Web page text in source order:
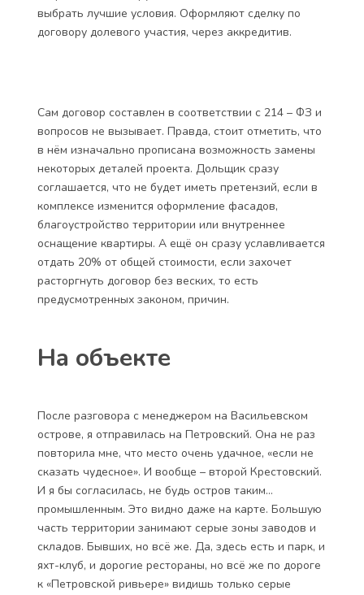
взноса. Например, если минимальная цена 9.5
миллионов рублей, то со взносом в 80% квартира
обойдётся уже в 10 миллионов. С 60% на руках в
ежемесячно или ежеквартально. Действует
рассрочка до июня 2018 года. Но что-то мне
подсказывает – если не хватает средств, то лучше
оформить ипотеку. Тем более что объект уже
аккредитовали 5 крупнейших банков, и можно
выбрать лучшие условия. Оформляют сделку по
договору долевого участия, через аккредитив.
Сам договор составлен в соответствии с 214 – ФЗ и
в нём изначально прописана возможность замены
некоторых деталей проекта. Дольщик сразу
благоустройство территории или внутреннее
оснащение квартиры. А ещё он сразу уславливается
отдать 20% от общей стоимости, если захочет
расторгнуть договор без веских, то есть
предусмотренных законом, причин.
На объекте